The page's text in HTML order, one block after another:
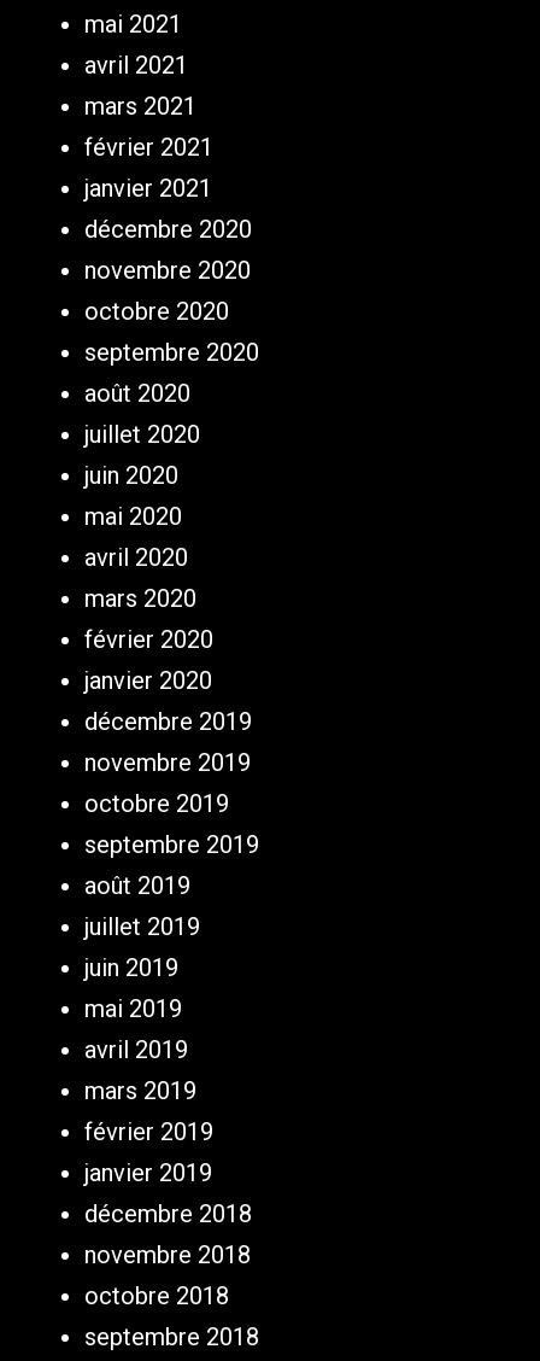
mai 2021
avril 2021
mars 2021
février 2021
janvier 2021
décembre 2020
novembre 2020
octobre 2020
septembre 2020
août 2020
juillet 2020
juin 2020
mai 2020
avril 2020
mars 2020
février 2020
janvier 2020
décembre 2019
novembre 2019
octobre 2019
septembre 2019
août 2019
juillet 2019
juin 2019
mai 2019
avril 2019
mars 2019
février 2019
janvier 2019
décembre 2018
novembre 2018
octobre 2018
septembre 2018